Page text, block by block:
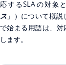
応するSLAの対象
ス 」）について概
で始まる用語は、
します。